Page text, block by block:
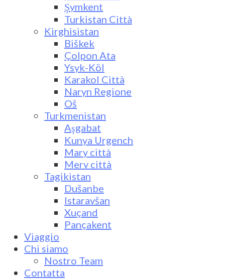
Şymkent
Turkistan Città
Kirghisistan
Biškek
Çolpon Ata
Ysyk-Köl
Karakol Città
Naryn Regione
Oš
Turkmenistan
Aşgabat
Kunya Urgench
Mary città
Merv città
Tagikistan
Dušanbe
Istaravšan
Xuçand
Pançakent
Viaggio
Chi siamo
Nostro Team
Contatta